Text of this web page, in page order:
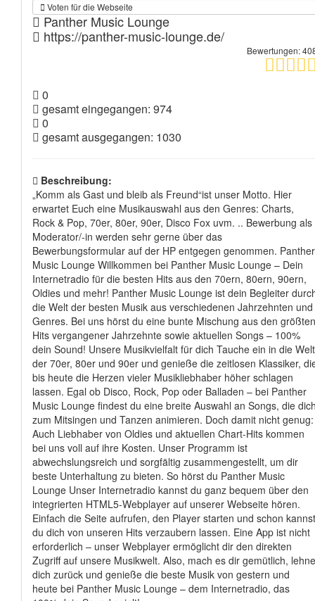
Voten für die Webseite
Panther Music Lounge
https://panther-music-lounge.de/
Bewertungen:
0
gesamt eingegangen: 974
0
gesamt ausgegangen: 1030
Beschreibung:
„Komm als Gast und bleib als Freund“ist unser Motto. Hier
erwartet Euch eine Musikauswahl aus den Genres: Charts,
Rock & Pop, 70er, 80er, 90er, Disco Fox uvm. .. Bewerbung als
Moderator/-in werden sehr gerne über das
Bewerbungsformular auf der HP entgegen genommen. Panther
Music Lounge Willkommen bei Panther Music Lounge – Dein
Internetradio für die besten Hits aus den 70ern, 80ern, 90ern,
Oldies und mehr! Panther Music Lounge ist dein Begleiter
die Welt der besten Musik aus verschiedenen Jahrzehnten und
Genres. Bei uns hörst du eine bunte Mischung aus den größten
Hits vergangener Jahrzehnte sowie aktuellen Songs – 100%
dein Sound! Unsere Musikvielfalt für dich Tauche ein in die Welt
der 70er, 80er und 90er und genieße die zeitlosen Klassiker,
bis heute die Herzen vieler Musikliebhaber höher schlagen
lassen. Egal ob Disco, Rock, Pop oder Balladen – bei Panther
Music Lounge findest du eine breite Auswahl an Songs, die
zum Mitsingen und Tanzen animieren. Doch damit nicht genug:
Auch Liebhaber von Oldies und aktuellen Chart-Hits kommen
bei uns voll auf ihre Kosten. Unser Programm ist
abwechslungsreich und sorgfältig zusammengestellt, um dir
beste Unterhaltung zu bieten. So hörst du Panther Music
Lounge Unser Internetradio kannst du ganz bequem über den
integrierten HTML5-Webplayer auf unserer Webseite hören.
Einfach die Seite aufrufen, den Player starten und schon kannst
du dich von unseren Hits verzaubern lassen. Eine App ist nicht
erforderlich – unser Webplayer ermöglicht dir den direkten
Zugriff auf unsere Musikwelt. Also, mach es dir gemütlich, lehne
dich zurück und genieße die beste Musik von gestern und
heute bei Panther Music Lounge – dem Internetradio, das